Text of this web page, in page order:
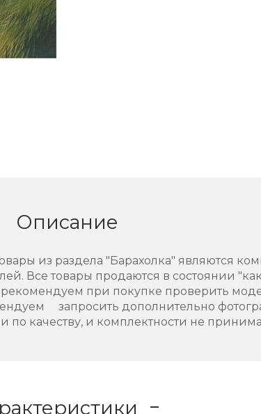
Описание
из раздела "Барахолка" являются
Все товары продаются в состоянии "как
при покупке проверить
запросить дополнительно
по качеству, и комплектности не